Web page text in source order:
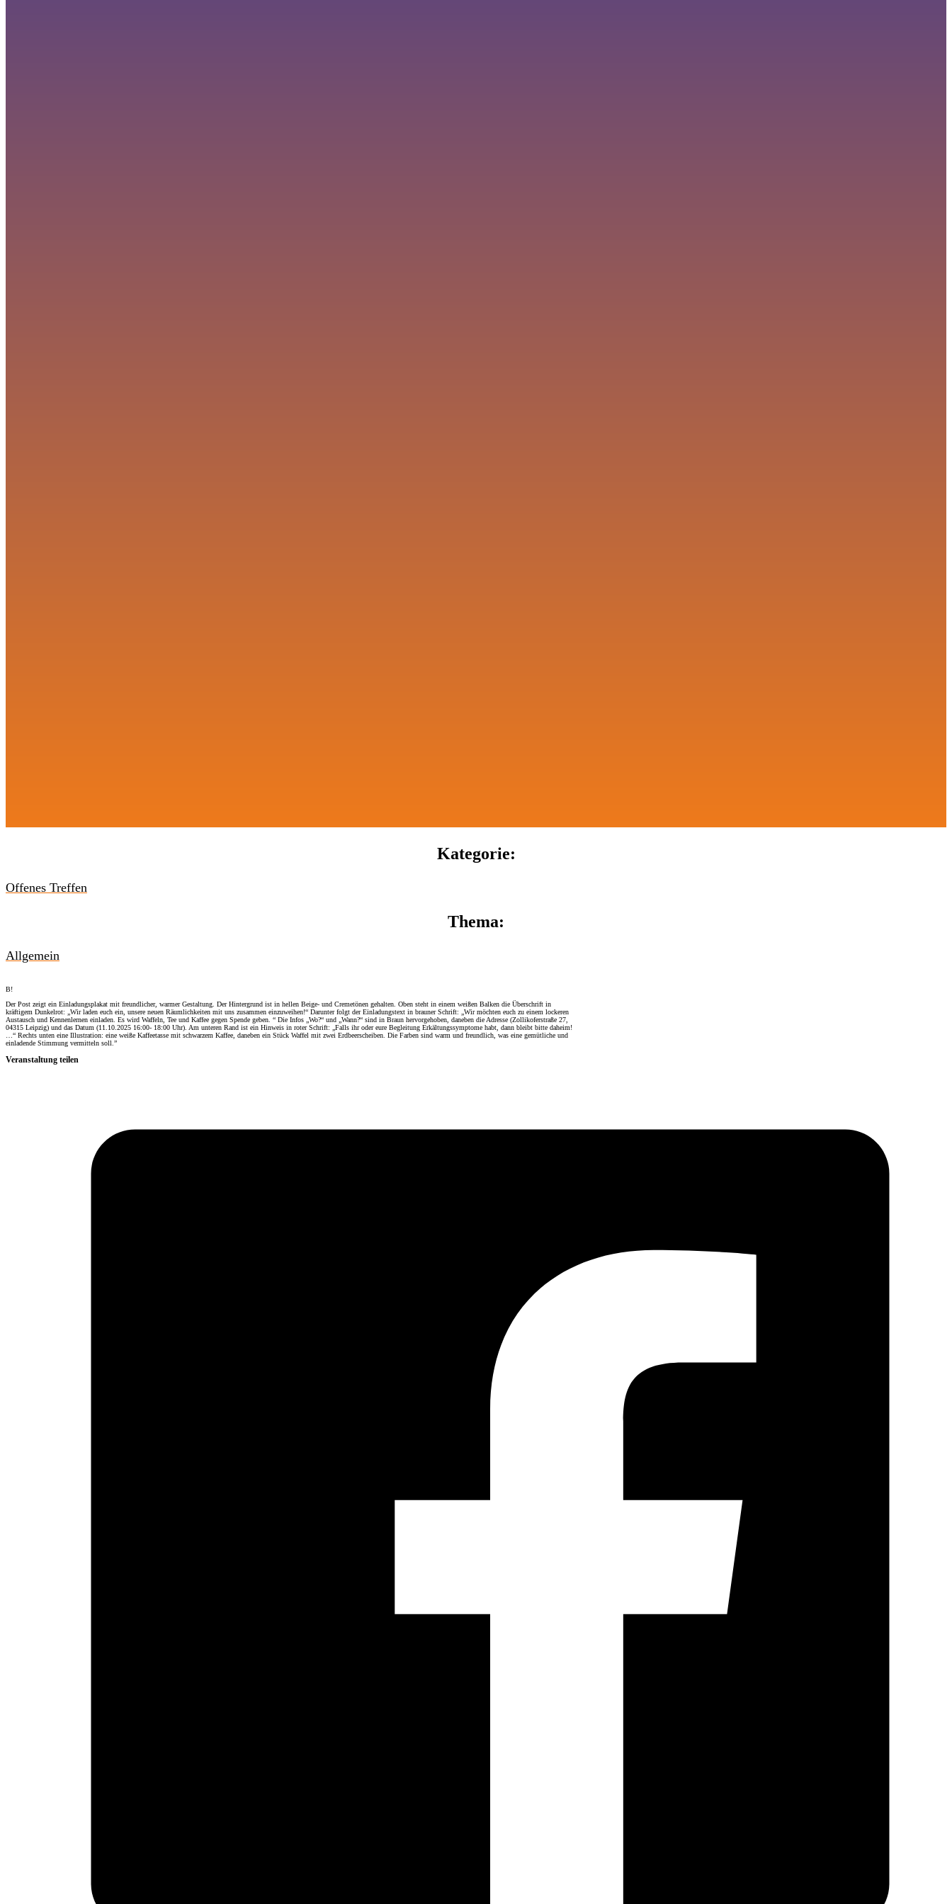
Kategorie:
Offenes Treffen
Thema:
Allgemein
B!
Der Post zeigt ein Einladungsplakat mit freundlicher, warmer Gestaltung. Der Hintergrund ist in hellen Beige- und Cremetönen gehalten. Oben steht in einem weißen Balken die Überschrift in
kräftigem Dunkelrot: „Wir laden euch ein, unsere neuen Räumlichkeiten mit uns zusammen einzuweihen!“ Darunter folgt der Einladungstext in brauner Schrift: „Wir möchten euch zu einem lockeren
Austausch und Kennenlernen einladen. Es wird Waffeln, Tee und Kaffee gegen Spende geben. “ Die Infos „Wo?“ und „Wann?“ sind in Braun hervorgehoben, daneben die Adresse (Zollikoferstraße 27,
04315 Leipzig) und das Datum (11.10.2025 16:00- 18:00 Uhr). Am unteren Rand ist ein Hinweis in roter Schrift: „Falls ihr oder eure Begleitung Erkältungssymptome habt, dann bleibt bitte daheim!
…“ Rechts unten eine Illustration: eine weiße Kaffeetasse mit schwarzem Kaffee, daneben ein Stück Waffel mit zwei Erdbeerscheiben. Die Farben sind warm und freundlich, was eine gemütliche und
einladende Stimmung vermitteln soll.”
Veranstaltung teilen